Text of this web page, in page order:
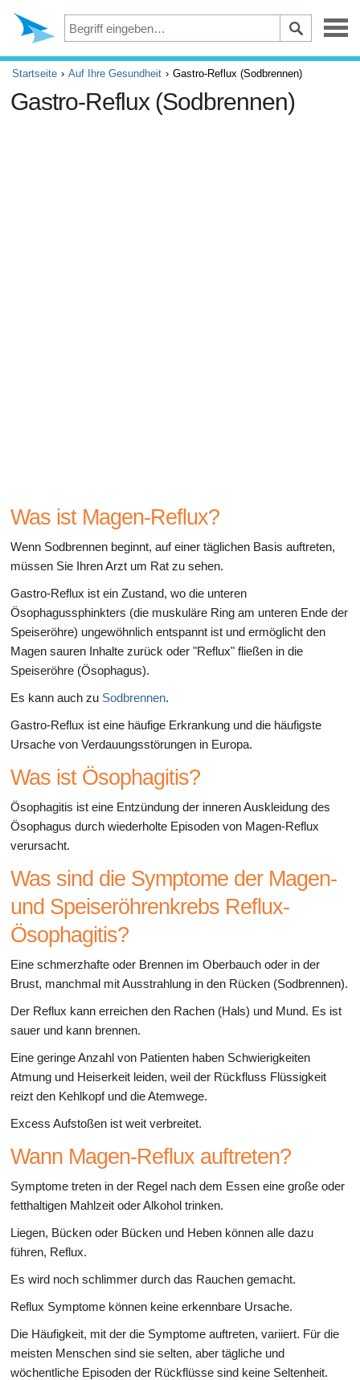
Depression
Augen
Startseite Auf Ihre Gesundheit Gastro-Reflux (Sodbrennen)
Gastro-Reflux (Sodbrennen)
Was ist Magen-Reflux?
Wenn Sodbrennen beginnt, auf einer täglichen Basis auftreten,
müssen Sie Ihren Arzt um Rat zu sehen.
Gastro-Reflux ist ein Zustand, wo die unteren
Ösophagussphinkters (die muskuläre Ring am unteren Ende der
Speiseröhre) ungewöhnlich entspannt ist und ermöglicht den
Magen sauren Inhalte zurück oder "Reflux" fließen in die
Speiseröhre (Ösophagus).
Es kann auch zu Sodbrennen.
Gastro-Reflux ist eine häufige Erkrankung und die häufigste
Ursache von Verdauungsstörungen in Europa.
Was ist Ösophagitis?
Ösophagitis ist eine Entzündung der inneren Auskleidung des
Ösophagus durch wiederholte Episoden von Magen-Reflux
verursacht.
Was sind die Symptome der Magen-
und Speiseröhrenkrebs Reflux-
Ösophagitis?
Eine schmerzhafte oder Brennen im Oberbauch oder in der
Brust, manchmal mit Ausstrahlung in den Rücken (Sodbrennen).
Der Reflux kann erreichen den Rachen (Hals) und Mund. Es ist
sauer und kann brennen.
Eine geringe Anzahl von Patienten haben Schwierigkeiten
Atmung und Heiserkeit leiden, weil der Rückfluss Flüssigkeit
reizt den Kehlkopf und die Atemwege.
Excess Aufstoßen ist weit verbreitet.
Wann Magen-Reflux auftreten?
Symptome treten in der Regel nach dem Essen eine große oder
fetthaltigen Mahlzeit oder Alkohol trinken.
Liegen, Bücken oder Bücken und Heben können alle dazu
führen, Reflux.
Es wird noch schlimmer durch das Rauchen gemacht.
Reflux Symptome können keine erkennbare Ursache.
Die Häufigkeit, mit der die Symptome auftreten, variiert. Für die
meisten Menschen sind sie selten, aber tägliche und
wöchentliche Episoden der Rückflüsse sind keine Seltenheit.